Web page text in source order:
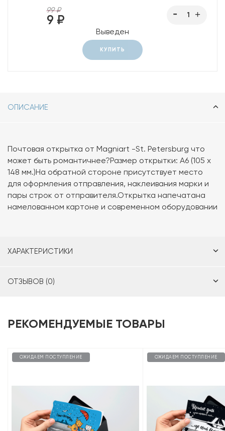
99 ₽
9 ₽
Выведен
КУПИТЬ
ОПИСАНИЕ
Почтовая открытка от Magniart -St. Petersburg что
может быть романтичнее?Размер открытки: А6 (105 х
148 мм.)На обратной стороне присутствует место
для оформления отправления, наклеивания марки и
пары строк от отправителя.Открытка напечатана
намелованном картоне и современном оборудовании
ХАРАКТЕРИСТИКИ
ОТЗЫВОВ (0)
РЕКОМЕНДУЕМЫЕ ТОВАРЫ
ОЖИДАЕМ ПОСТУПЛЕНИЕ ОЖИДАЕМ ПОСТУПЛЕНИЕ